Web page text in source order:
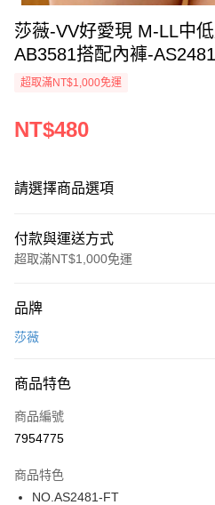
莎薇-VV好愛現 M-LL中
AB3581搭配內褲-
超取滿NT$1,000免運
NT$480
請選擇商品選項
付款與運送方式
超取滿NT$1,000免運
信用卡一次付款
LINE Pay
街口支付
運送方式
品牌
莎薇
商品特色
商品編號
7954775
商品特色
NO.AS2481-FT